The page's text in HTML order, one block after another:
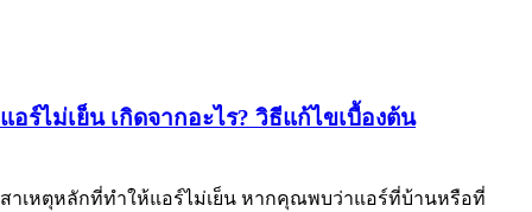
แอร์ไม่เย็น เกิดจากอะไร? วิธีแก้ไขเบื้องต้น
สาเหตุหลักที่ทำให้แอร์ไม่เย็น หากคุณพบว่าแอร์ที่บ้านหรือที่